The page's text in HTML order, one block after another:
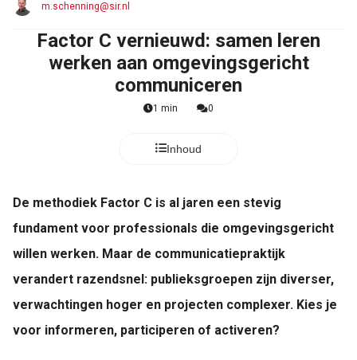
m.schenning@sir.nl
Factor C vernieuwd: samen leren
werken aan omgevingsgericht
communiceren
1 min 0
Inhoud
De methodiek Factor C is al jaren een stevig
fundament voor professionals die omgevingsgericht
willen werken. Maar de communicatiepraktijk
verandert razendsnel: publieksgroepen zijn diverser,
verwachtingen hoger en projecten complexer. Kies je
voor informeren, participeren of activeren?